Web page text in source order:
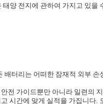
양 전지에 관하여 가지고 있을
터리는 어떠한 잠재적 외부
전 가이드뿐만 아니라 일련의
시간에 맞게 실적을 가집니다.